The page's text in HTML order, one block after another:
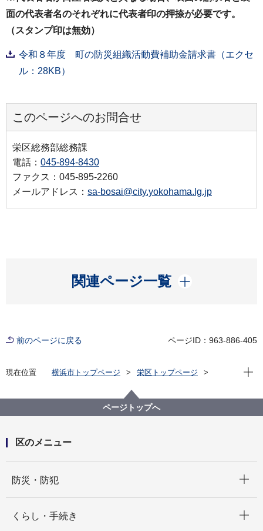
面の代表者名のそれぞれに代表者印の押捺が必要です。
（スタンプ印は無効）
令和８年度 町の防災組織活動費補助金請求書（エクセ
ル：28KB）
このページへのお問合せ
栄区総務部総務課
電話： 045-894-8430
ファクス：045-895-2260
メールアドレス： sa-bosai@city.yokohama.lg.jp
関連ページ一覧
開く
前のページに戻る ページID：963-886-405
現在位置 横浜市トップページ
栄区トップページ
町の防災組織活動費補助金
現在
ページトップへ
区のメニュー
防災・防犯
くらし・手続き